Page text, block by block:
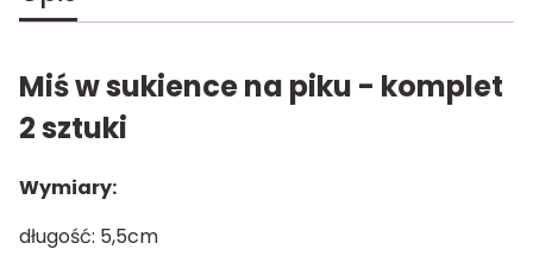
Miś w sukience na piku - komplet
2 sztuki
Wymiary:
długość: 5,5cm